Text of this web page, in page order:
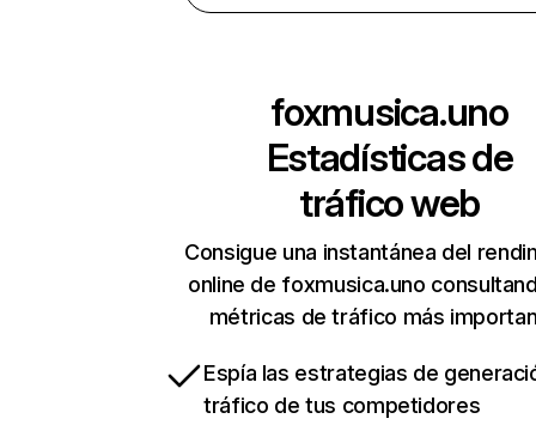
foxmusica.uno
Estadísticas de
tráfico web
Consigue una instantánea del
online de foxmusica.uno
métricas de tráfico más
Espía las estrategias de
tráfico de tus competidores